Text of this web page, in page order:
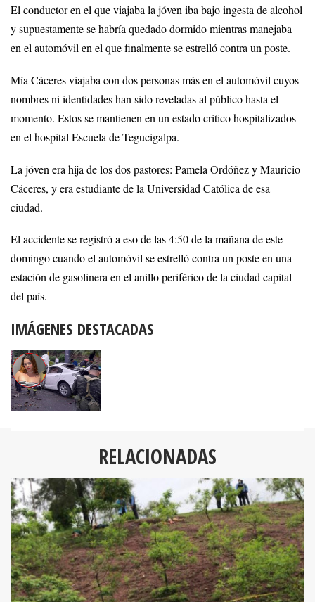
El conductor en el que viajaba la jóven iba bajo ingesta de alcohol
y supuestamente se habría quedado dormido mientras manejaba
en el automóvil en el que finalmente se estrelló contra un poste.
Mía Cáceres viajaba con dos personas más en el automóvil cuyos
nombres ni identidades han sido reveladas al público hasta el
momento. Estos se mantienen en un estado crítico hospitalizados
en el hospital Escuela de Tegucigalpa.
La jóven era hija de los dos pastores: Pamela Ordóñez y Mauricio
Cáceres, y era estudiante de la Universidad Católica de esa
ciudad.
El accidente se registró a eso de las 4:50 de la mañana de este
domingo cuando el automóvil se estrelló contra un poste en una
estación de gasolinera en el anillo periférico de la ciudad capital
del país.
IMÁGENES DESTACADAS
RELACIONADAS